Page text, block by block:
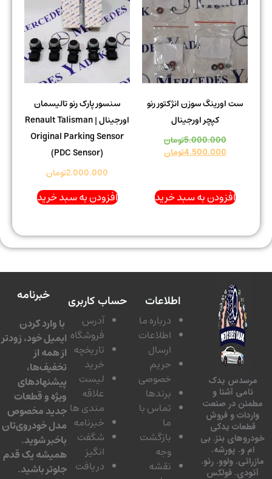
ست اورینگ سوزن انژکتور رنو
کپچر اورجینال
5.000.000تومان
4.500.000تومان
افزودن به سبد خرید
سنسور پارک رنو تالیسمان
اورجینال | Renault Talisman
Original Parking Sensor
(PDC Sensor)
2.000.000تومان
افزودن به سبد خرید
یدک
آشنا و
در صنعت
و فروش
یدکی
بنز. بی
و. پورشه.
ولوو. رنو.
فولکس
اطلاعات
درباره ما
اطلاعات
ارسال
حریم
خصوصی
برندها
تماس با
بازگشت
نقشه
حساب کاربری
آدرس
فروشگاه
تاریخچه
لیست
مندی ها
خبرنامه
شگفت
دریافت
خبرنامه
با وارد کردن
ایمیل خود، زودتر
از همه از
تخفیف‌ها،
پیشنهادهای
ویژه و قطعات
جدید مخصوص
مدل خودروی‌تان
باخبر شوید.
همیشه یک قدم
جلوتر باشید.